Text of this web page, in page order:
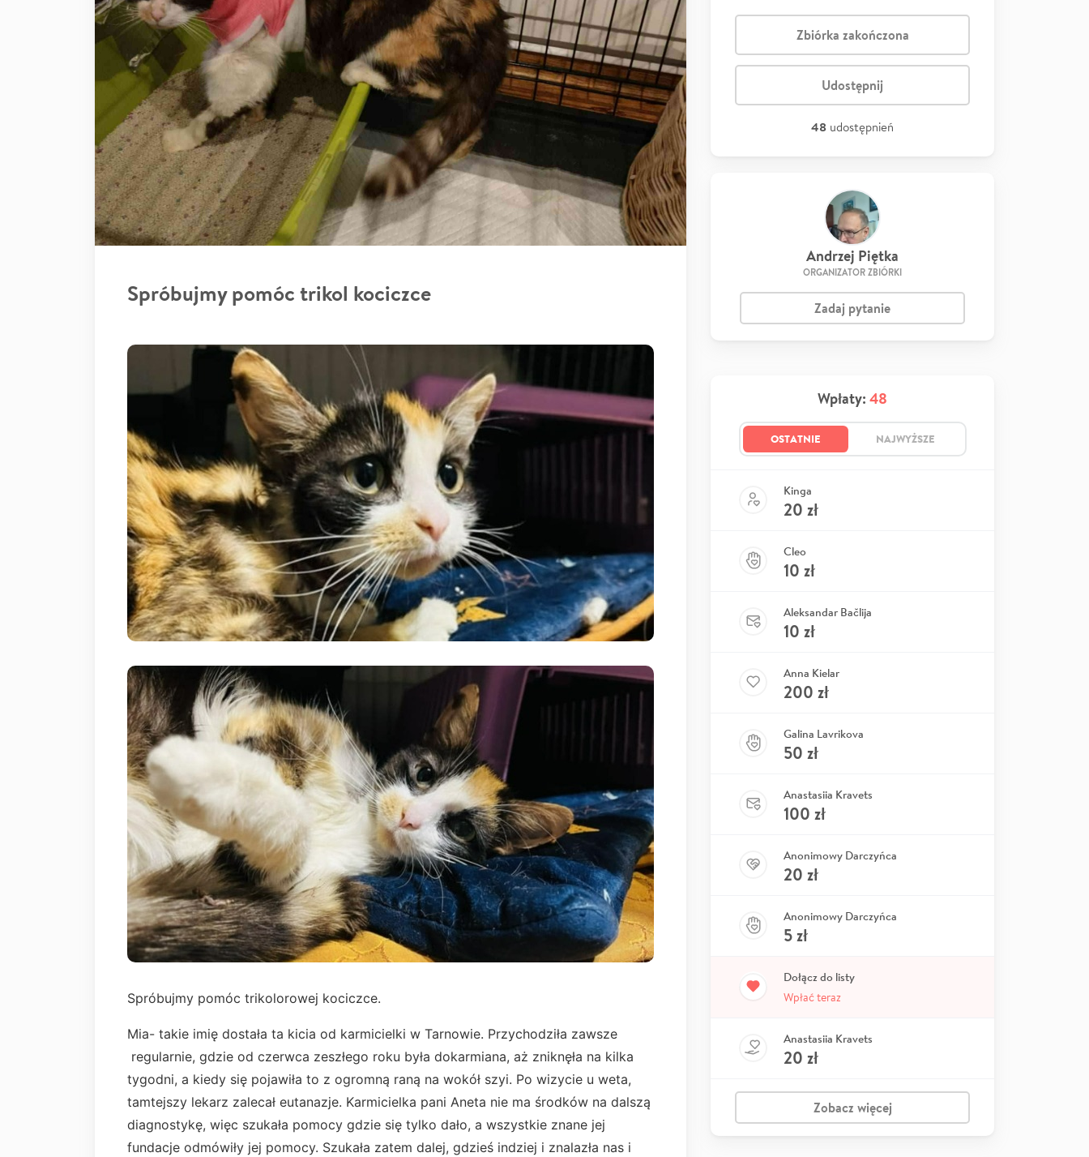
Spróbujmy pomóc trikol kociczce
Spróbujmy pomóc trikolorowej kociczce.
Mia- takie imię dostała ta kicia od karmicielki w Tarnowie. Przychodziła zawsze
regularnie, gdzie od czerwca zeszłego roku była dokarmiana, aż zniknęła na kilka
tygodni, a kiedy się pojawiła to z ogromną raną na wokół szyi. Po wizycie u weta,
tamtejszy lekarz zalecał eutanazje. Karmicielka pani Aneta nie ma środków na dalszą
diagnostykę, więc szukała pomocy gdzie się tylko dało, a wszystkie znane jej
fundacje odmówiły jej pomocy. Szukała zatem dalej, gdzieś indziej i znalazła nas i
Zbiórka zakończona
Udostępnij
48 udostępnień
Andrzej Piętka
ORGANIZATOR ZBIÓRKI
Zadaj pytanie
Wpłaty: 48
OSTATNIE NAJWYŻSZE
Kinga
20 zł
Cleo
10 zł
Aleksandar Bačlija
10 zł
Anna Kielar
200 zł
Galina Lavrikova
50 zł
Anastasiia Kravets
100 zł
Anonimowy Darczyńca
20 zł
Anonimowy Darczyńca
5zł
Dołącz do listy
Wpłać teraz
Anastasiia Kravets
20 zł
Zobacz więcej